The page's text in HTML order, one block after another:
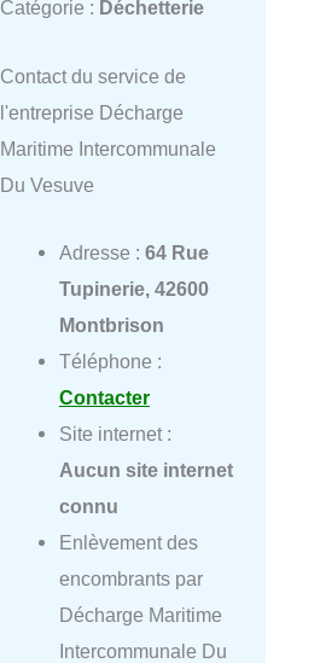
Catégorie : Déchetterie
Contact du service de
l'entreprise Décharge
Maritime Intercommunale
Du Vesuve
Adresse : 64 Rue
Tupinerie, 42600
Montbrison
Téléphone :
Contacter
Site internet :
Aucun site internet
connu
Enlèvement des
encombrants par
Décharge Maritime
Intercommunale Du